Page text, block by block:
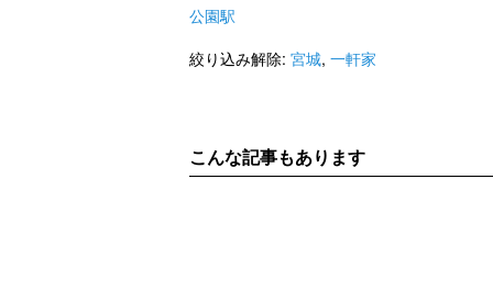
公園駅
絞り込み解除: 宮城, 一軒家
こんな記事もあります